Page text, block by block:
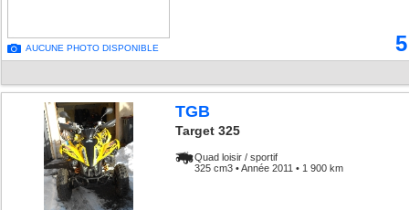
AUCUNE PHOTO DISPONIBLE
TGB
Target 325
Quad loisir / sportif
325 cm3 • Année 2011 • 1 900 km